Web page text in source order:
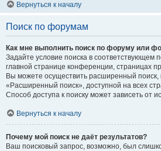
Вернуться к началу
Поиск по форумам
Как мне выполнить поиск по форуму или
Задайте условие поиска в соответствующем
главной странице конференции, страницах
Вы можете осуществить расширенный поиск,
«Расширенный поиск», доступной на всех
Способ доступа к поиску может зависеть от
Вернуться к началу
Почему мой поиск не даёт результатов?
Ваш поисковый запрос, возможно, был